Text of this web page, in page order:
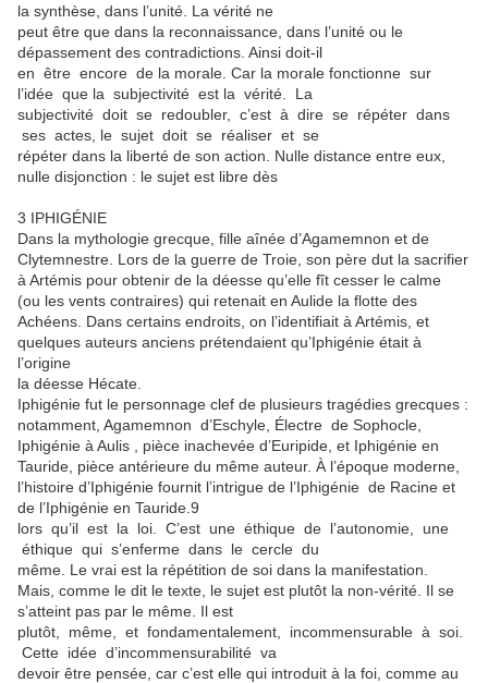
la synthèse, dans l’unité. La vérité ne
peut être que dans la reconnaissance, dans l’unité ou le
dépassement des contradictions. Ainsi doit-il
en être encore de la morale. Car la morale fonctionne sur
l’idée que la subjectivité est la vérité. La
subjectivité doit se redoubler, c’est à dire se répéter dans
ses actes, le sujet doit se réaliser et se
répéter dans la liberté de son action. Nulle distance entre eux,
nulle disjonction : le sujet est libre dès
3 IPHIGÉNIE
Dans la mythologie grecque, fille aînée d’Agamemnon et de
Clytemnestre. Lors de la guerre de Troie, son père dut la sacrifier
à Artémis pour obtenir de la déesse qu’elle fît cesser le calme
(ou les vents contraires) qui retenait en Aulide la flotte des
Achéens. Dans certains endroits, on l’identifiait à Artémis, et
quelques auteurs anciens prétendaient qu’Iphigénie était à
l’origine
la déesse Hécate.
Iphigénie fut le personnage clef de plusieurs tragédies grecques :
notamment, Agamemnon d’Eschyle, Électre de Sophocle,
Iphigénie à Aulis , pièce inachevée d’Euripide, et Iphigénie en
Tauride, pièce antérieure du même auteur. À l’époque moderne,
l’histoire d’Iphigénie fournit l’intrigue de l’Iphigénie de Racine et
de l’Iphigénie en Tauride.9
lors qu’il est la loi. C’est une éthique de l’autonomie, une
éthique qui s’enferme dans le cercle du
même. Le vrai est la répétition de soi dans la manifestation.
Mais, comme le dit le texte, le sujet est plutôt la non-vérité. Il se
s’atteint pas par le même. Il est
plutôt, même, et fondamentalement, incommensurable à soi.
Cette idée d’incommensurabilité va
devoir être pensée, car c’est elle qui introduit à la foi, comme au